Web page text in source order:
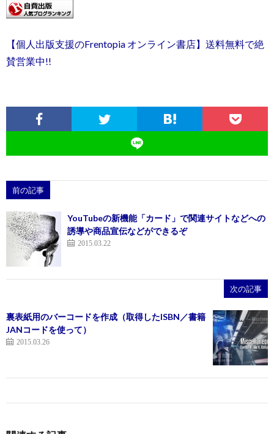
【個人出版支援のFrentopia オンライン書店】送料無料で絶
賛営業中!!
前の記事
YouTubeの新機能「カード」で関連サイトなどへの
誘導や商品宣伝などができるぞ
2015.03.22
次の記事
裏表紙用のバーコードを作成（取得したISBN／書籍
JANコードを使って）
2015.03.26